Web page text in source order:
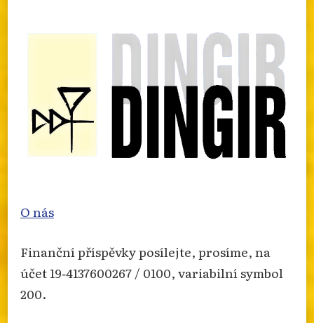
Photo
O nás
Finanční příspěvky posílejte, prosíme, na
účet 19‐4137600267 / 0100, variabilní symbol
200.